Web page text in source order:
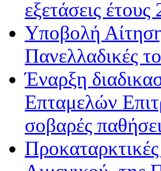
εξετάσεις
Υποβολή
Πανελλαδικές
Έναρξη
Επταμελών
σοβαρές